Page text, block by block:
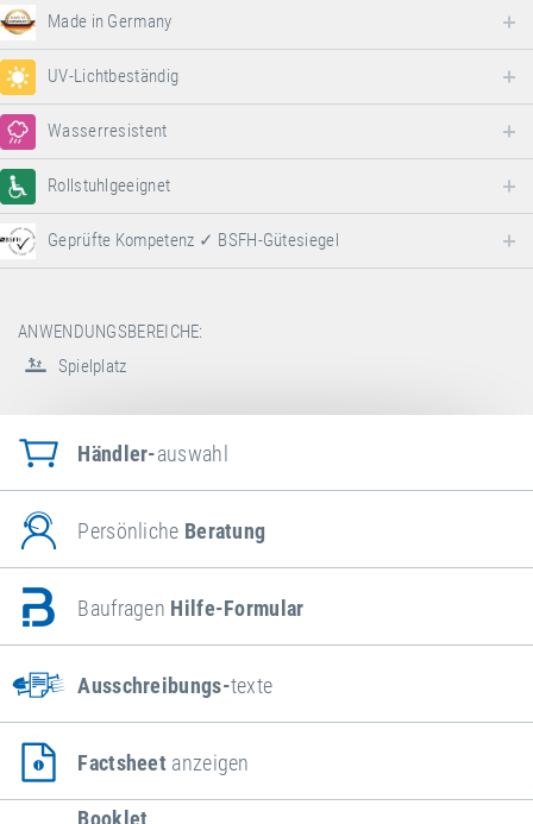
Made in Germany
UV-Lichtbeständig
Wasserresistent
Rollstuhlgeeignet
Geprüfte Kompetenz ✓ BSFH-Gütesiegel
ANWENDUNGSBEREICHE:
Spielplatz
Händler-auswahl
Persönliche Beratung
Baufragen Hilfe-Formular
Ausschreibungs-texte
Factsheet anzeigen
Booklet